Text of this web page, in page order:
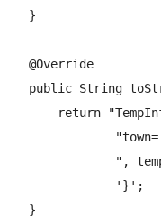
    }
    @Override
public String
return
",
                '}';
    }